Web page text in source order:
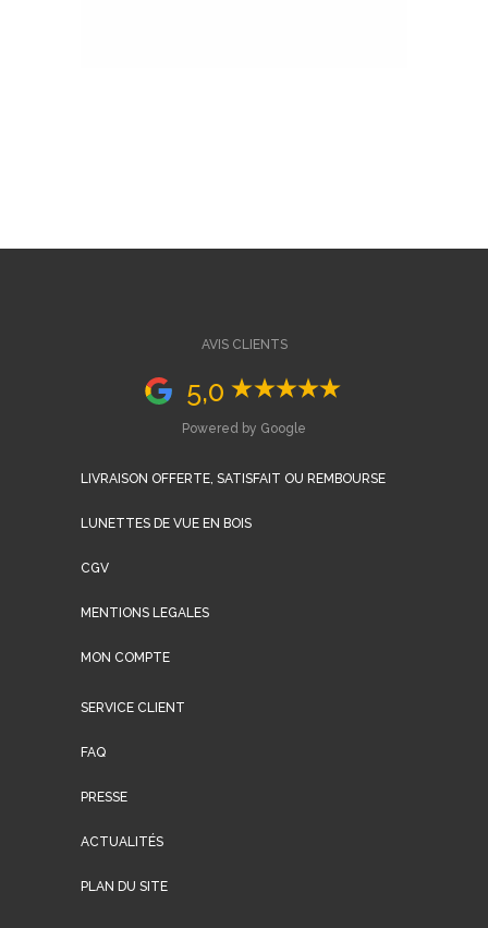
AVIS CLIENTS
5,0
Powered by Google
LIVRAISON OFFERTE, SATISFAIT OU REMBOURSE
LUNETTES DE VUE EN BOIS
CGV
MENTIONS LEGALES
MON COMPTE
SERVICE CLIENT
FAQ
PRESSE
ACTUALITÉS
PLAN DU SITE